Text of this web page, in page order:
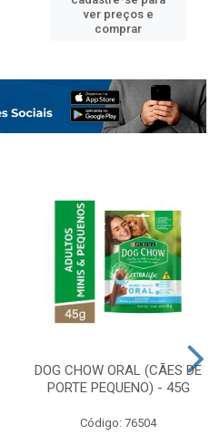
ver preços e
comprar
DOG CHOW ORAL (CÃES DE
PORTE PEQUENO) - 45G
Código: 76504